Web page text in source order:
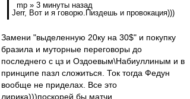
mp » 3 минуты назад
Jerr, Вот и я говорю.Пиздешь и провокация)))
Замени "выделенную 20ку на 30$" и покупку
бразила и муторные переговоры до
последнего с цз и Оздоевым\Набиуллиным и в
принципе пазл сложиться. Ток тогда Федун
вообще не приделах. Все это
лирика)))поскорей бы матчи